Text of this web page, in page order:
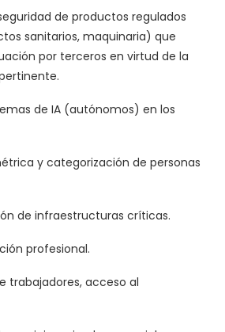
de productos regulados
sanitarios, maquinaria) que
por terceros en virtud de la
de IA (autónomos) en los
y categorización de personas
de infraestructuras críticas.
profesional.
trabajadores, acceso al